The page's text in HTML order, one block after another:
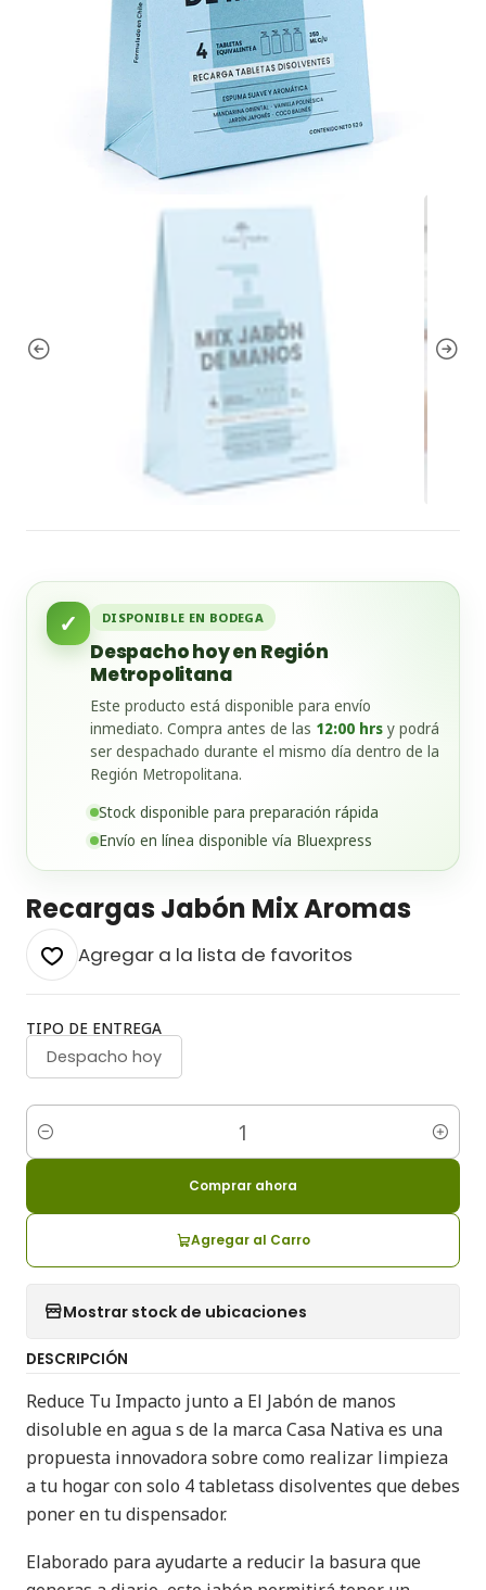
✓ DISPONIBLE EN BODEGA
Despacho hoy en Región
Metropolitana
Este producto está disponible para envío
inmediato. Compra antes de las 12:00 hrs y podrá
ser despachado durante el mismo día dentro de la
Región Metropolitana.
Stock disponible para preparación rápida
Envío en línea disponible vía Bluexpress
Recargas Jabón Mix Aromas
Agregar a la lista de favoritos
TIPO DE ENTREGA
Despacho hoy
Cantidad
Agregar al Carro
Comprar ahora
Mostrar stock de ubicaciones
DESCRIPCIÓN
Reduce Tu Impacto junto a El Jabón de manos
disoluble en agua s de la marca Casa Nativa es una
propuesta innovadora sobre como realizar limpieza
a tu hogar con solo 4 tabletass disolventes que debes
poner en tu dispensador.
Elaborado para ayudarte a reducir la basura que